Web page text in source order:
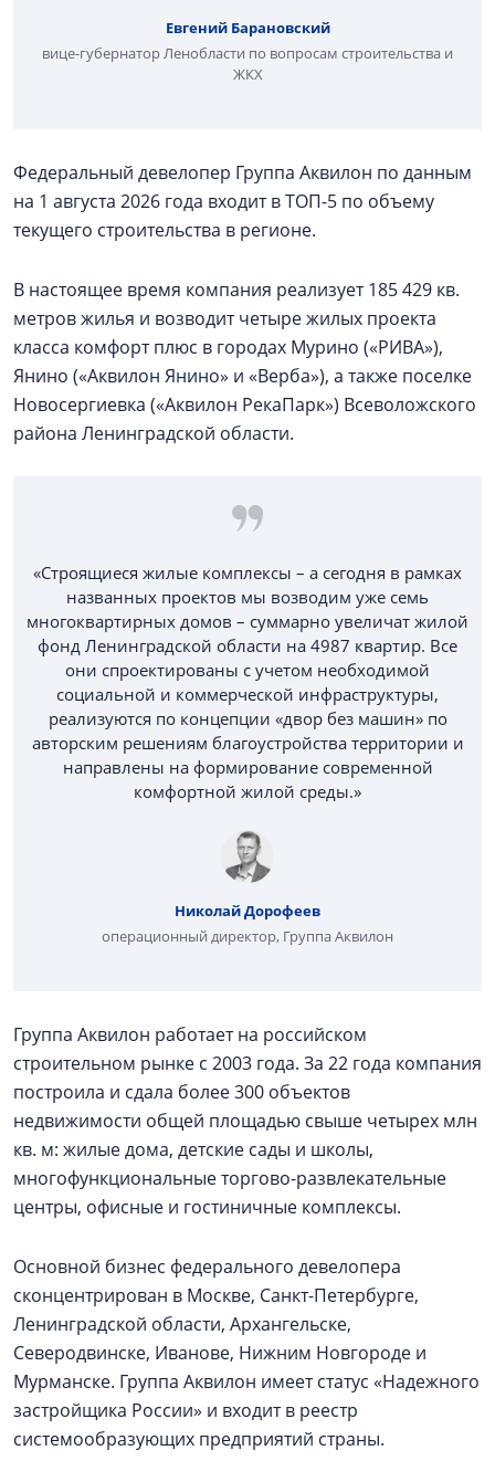
Евгений Барановский
вице-губернатор Ленобласти по вопросам строительства и
ЖКХ
Федеральный девелопер Группа Аквилон по данным
на 1 августа 2026 года входит в ТОП-5 по объему
текущего строительства в регионе.
В настоящее время компания реализует 185 429 кв.
метров жилья и возводит четыре жилых проекта
класса комфорт плюс в городах Мурино («РИВА»),
Янино («Аквилон Янино» и «Верба»), а также поселке
Новосергиевка («Аквилон РекаПарк») Всеволожского
района Ленинградской области.
«Строящиеся жилые комплексы – а сегодня в рамках
названных проектов мы возводим уже семь
многоквартирных домов – суммарно увеличат жилой
фонд Ленинградской области на 4987 квартир. Все
они спроектированы с учетом необходимой
социальной и коммерческой инфраструктуры,
реализуются по концепции «двор без машин» по
авторским решениям благоустройства территории и
направлены на формирование современной
комфортной жилой среды.»
Николай Дорофеев
операционный директор, Группа Аквилон
Группа Аквилон работает на российском
строительном рынке с 2003 года. За 22 года компания
построила и сдала более 300 объектов
недвижимости общей площадью свыше четырех млн
кв. м: жилые дома, детские сады и школы,
многофункциональные торгово-развлекательные
центры, офисные и гостиничные комплексы.
Основной бизнес федерального девелопера
сконцентрирован в Москве, Санкт-Петербурге,
Ленинградской области, Архангельске,
Северодвинске, Иванове, Нижним Новгороде и
Мурманске. Группа Аквилон имеет статус «Надежного
застройщика России» и входит в реестр
системообразующих предприятий страны.